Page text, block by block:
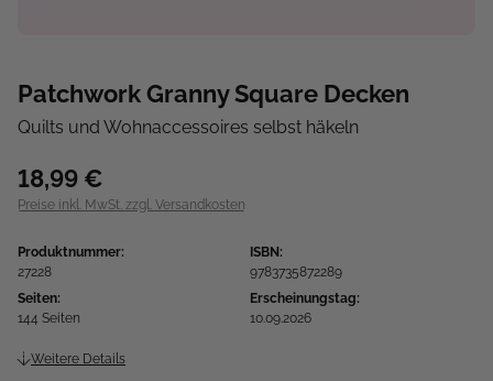
Patchwork Granny Square Decken
Quilts und Wohnaccessoires selbst häkeln
18,99 €
Preise inkl. MwSt. zzgl. Versandkosten
Produktnummer:
27228
ISBN:
9783735872289
Seiten:
144 Seiten
Erscheinungstag:
10.09.2026
Weitere Details